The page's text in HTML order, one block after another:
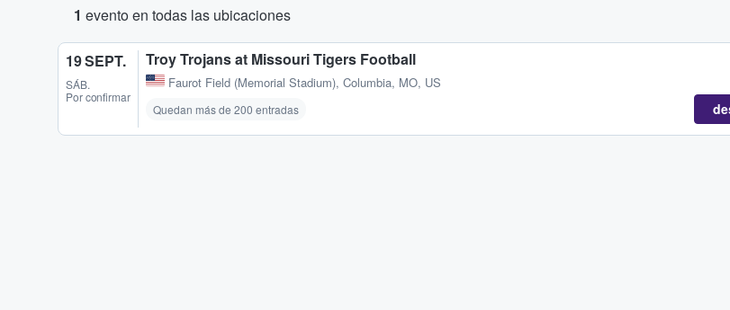
1 evento en todas las ubicaciones
19 SEPT.
SÁB.
Por confirmar
Troy Trojans at Missouri Tigers Football
Faurot Field (Memorial Stadium), Columbia, MO, US
Quedan más de 200 entradas